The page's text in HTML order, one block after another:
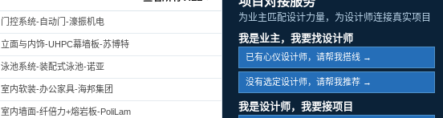
门控系统-自动门-濠振机电
立面与内饰-UHPC幕墙板-苏博特
泳池系统-装配式泳池-诺亚
室内软装-办公家具-海邦集团
室内墙面-纤倍力+熔岩板-PoliLam
为业主匹配设计力量，为设计师连接真实项目
我是业主，我要找设计师
已有心仪设计师，请帮我搭线 →
没有选定设计师，请帮我推荐 →
我是设计师，我要接项目